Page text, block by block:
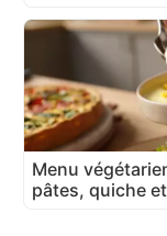
Menu
pâtes, quiche